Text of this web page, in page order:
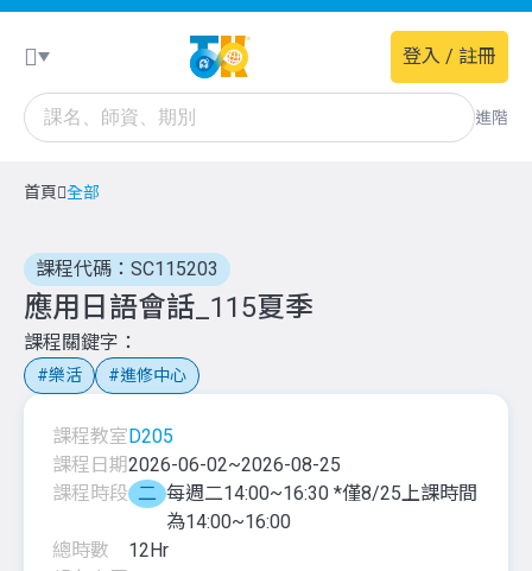
進階
登入 / 註冊
首頁 全部
課程代碼：SC115203
應用日語會話_115夏季
課程關鍵字
樂活 進修中心
課程教室D205
課程日期2026-06-02~2026-08-25
課程時段 二 每週二14:00~16:30 *僅8/25上課時間
為14:00~16:00
總時數
12Hr